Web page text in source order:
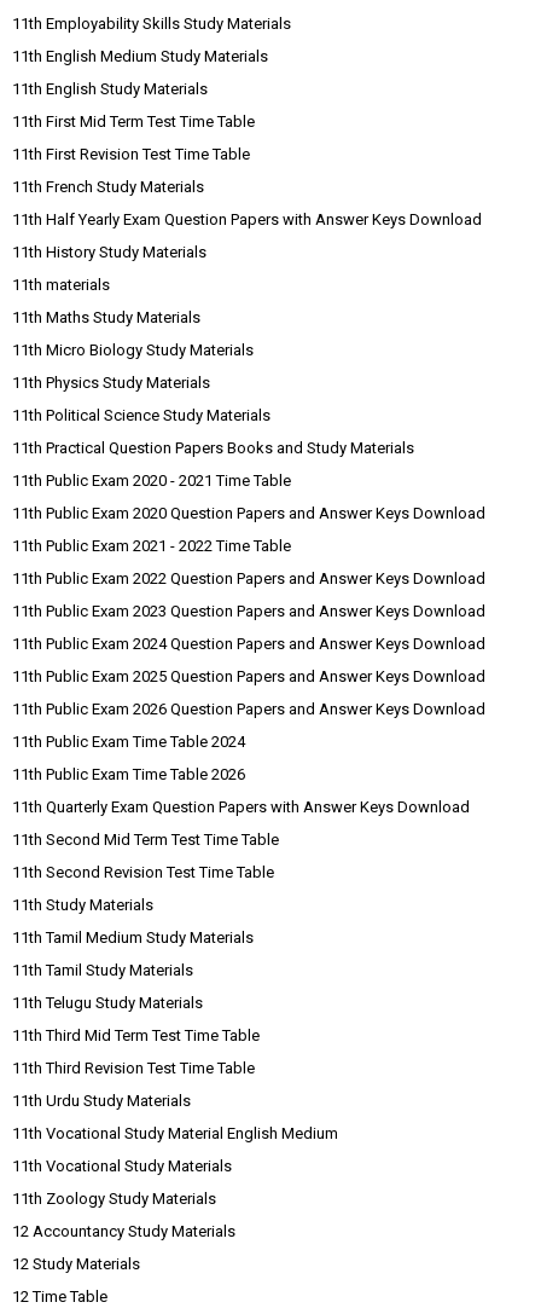
11th Employability Skills Study Materials
11th English Medium Study Materials
11th English Study Materials
11th First Mid Term Test Time Table
11th First Revision Test Time Table
11th French Study Materials
11th Half Yearly Exam Question Papers with Answer Keys Download
11th History Study Materials
11th materials
11th Maths Study Materials
11th Micro Biology Study Materials
11th Physics Study Materials
11th Political Science Study Materials
11th Practical Question Papers Books and Study Materials
11th Public Exam 2020 - 2021 Time Table
11th Public Exam 2020 Question Papers and Answer Keys Download
11th Public Exam 2021 - 2022 Time Table
11th Public Exam 2022 Question Papers and Answer Keys Download
11th Public Exam 2023 Question Papers and Answer Keys Download
11th Public Exam 2024 Question Papers and Answer Keys Download
11th Public Exam 2025 Question Papers and Answer Keys Download
11th Public Exam 2026 Question Papers and Answer Keys Download
11th Public Exam Time Table 2024
11th Public Exam Time Table 2026
11th Quarterly Exam Question Papers with Answer Keys Download
11th Second Mid Term Test Time Table
11th Second Revision Test Time Table
11th Study Materials
11th Tamil Medium Study Materials
11th Tamil Study Materials
11th Telugu Study Materials
11th Third Mid Term Test Time Table
11th Third Revision Test Time Table
11th Urdu Study Materials
11th Vocational Study Material English Medium
11th Vocational Study Materials
11th Zoology Study Materials
12 Accountancy Study Materials
12 Study Materials
12 Time Table